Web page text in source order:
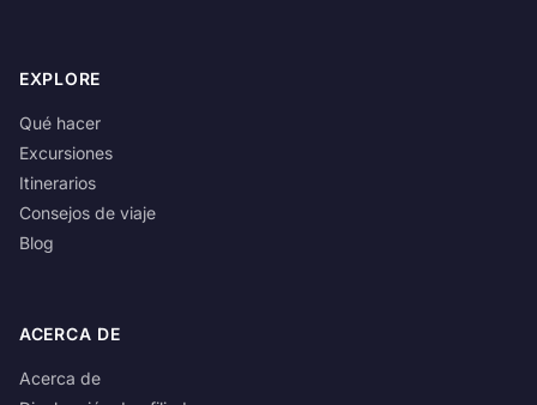
EXPLORE
Qué hacer
Excursiones
Itinerarios
Consejos de viaje
Blog
ACERCA DE
Acerca de